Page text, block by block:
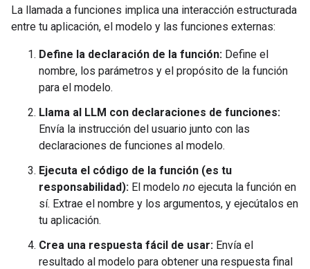
La llamada a funciones implica una interacción estructurada
entre tu aplicación, el modelo y las funciones externas:
Define la declaración de la función: Define el
nombre, los parámetros y el propósito de la función
para el modelo.
Llama al LLM con declaraciones de funciones:
Envía la instrucción del usuario junto con las
declaraciones de funciones al modelo.
Ejecuta el código de la función (es tu
responsabilidad): El modelo no ejecuta la función en
sí. Extrae el nombre y los argumentos, y ejecútalos en
tu aplicación.
Crea una respuesta fácil de usar: Envía el
resultado al modelo para obtener una respuesta final